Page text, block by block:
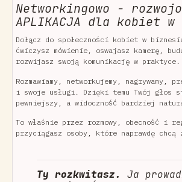
Networkingowo -
APLIKACJA dla kobiet
Dołącz do społeczności kobiet w
ćwiczysz mówienie, oswajasz kamerę,
rozwijasz swoją komunikację w praktyce.
Rozmawiamy, networkujemy, nagrywamy,
i swoje usługi. Dzięki temu Twój głos
pewniejszy, a widoczność bardziej
To właśnie przez rozmowy, obecność i
przyciągasz osoby, które naprawdę chcą
Ty rozkwitasz.
Ja